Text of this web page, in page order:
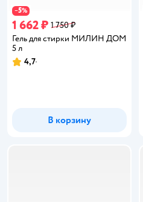
−5%
1 662 ₽ 1 750 ₽
Гель для стирки МИЛИН ДОМ
5 л
Рейтинг:
4,7
В корзину